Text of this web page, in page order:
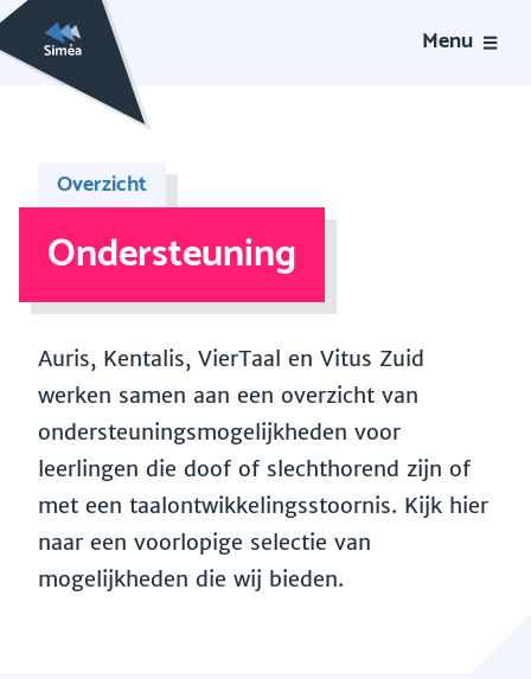
Menu
Overzicht
Ondersteuning
Auris, Kentalis, VierTaal en Vitus Zuid
werken samen aan een overzicht van
ondersteuningsmogelijkheden voor
leerlingen die doof of slechthorend zijn of
met een taalontwikkelingsstoornis. Kijk hier
naar een voorlopige selectie van
mogelijkheden die wij bieden.